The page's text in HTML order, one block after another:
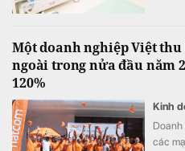
Một doanh nghiệp Việt thu
ngoài trong nửa đầu năm
120%
Kinh
các